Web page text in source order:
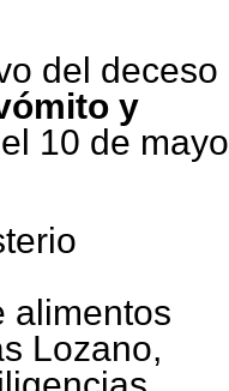
del deceso
y
10 de mayo
alimentos
Lozano,